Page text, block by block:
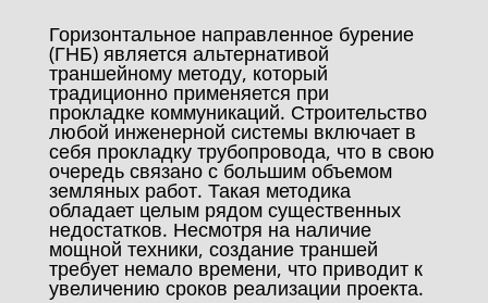
Горизонтальное направленное бурение
(ГНБ) является альтернативой
траншейному методу, который
традиционно применяется при
прокладке коммуникаций. Строительство
любой инженерной системы включает в
себя прокладку трубопровода, что в свою
очередь связано с большим объемом
земляных работ. Такая методика
обладает целым рядом существенных
недостатков. Несмотря на наличие
мощной техники, создание траншей
требует немало времени, что приводит к
увеличению сроков реализации проекта.